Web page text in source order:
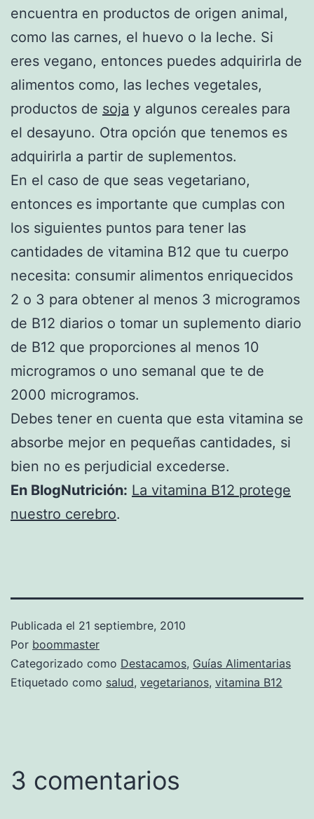
encuentra en productos de origen animal,
como las carnes, el huevo o la leche. Si
eres vegano, entonces puedes adquirirla de
alimentos como, las leches vegetales,
productos de soja y algunos cereales para
el desayuno. Otra opción que tenemos es
adquirirla a partir de suplementos.
En el caso de que seas vegetariano,
entonces es importante que cumplas con
los siguientes puntos para tener las
cantidades de vitamina B12 que tu cuerpo
necesita: consumir alimentos enriquecidos
2 o 3 para obtener al menos 3 microgramos
de B12 diarios o tomar un suplemento diario
de B12 que proporciones al menos 10
microgramos o uno semanal que te de
2000 microgramos.
Debes tener en cuenta que esta vitamina se
absorbe mejor en pequeñas cantidades, si
bien no es perjudicial excederse.
En BlogNutrición: La vitamina B12 protege
nuestro cerebro.
Publicada el 21 septiembre, 2010
Por boommaster
Categorizado como Destacamos, Guías Alimentarias
Etiquetado como salud, vegetarianos, vitamina B12
3 comentarios